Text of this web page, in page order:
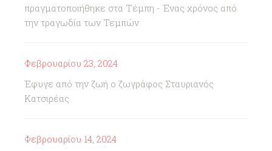
πραγματοποιήθηκε στα Τέμπη - Ένας χρόνος από
την τραγωδία των Τεμπών
Φεβρουαρίου 23, 2024
Έφυγε από την ζωή ο ζωγράφος Σταυριανός
Κατσιρέας
Φεβρουαρίου 14, 2024